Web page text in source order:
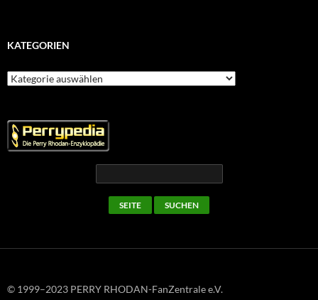
KATEGORIEN
Kategorien
© 1999–2023 PERRY RHODAN-FanZentrale e.V.